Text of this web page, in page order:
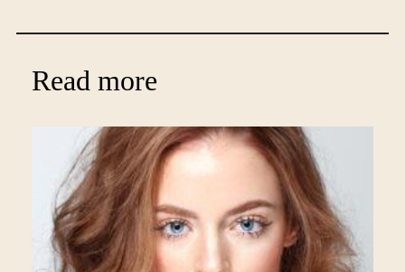
Read more